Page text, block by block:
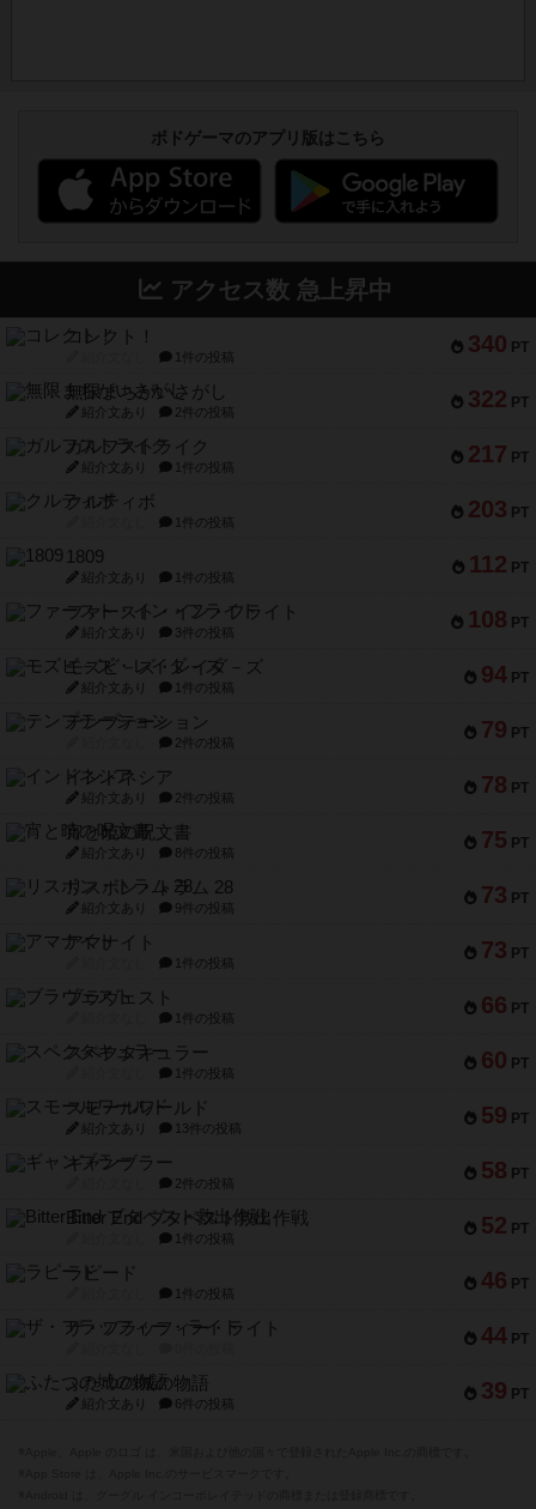
ボドゲーマのアプリ版はこちら
アクセス数 急上昇中
340 PT
コレクト！
1件の投稿
322 PT
無限まちがいさがし
紹介文あり 2件の投稿
217 PT
ガルフストライク
紹介文あり 1件の投稿
203 PT
クルティボ
1件の投稿
112 PT
1809
紹介文あり 1件の投稿
108 PT
ファースト・イン・フライト
紹介文あり 3件の投稿
94 PT
モズビ－ズ・レイダ－ズ
紹介文あり 1件の投稿
79 PT
テンプテーション
2件の投稿
78 PT
インドネシア
紹介文あり 2件の投稿
75 PT
宵と暁の呪文書
紹介文あり 8件の投稿
73 PT
リスボン・トラム 28
紹介文あり 9件の投稿
73 PT
アマナイト
1件の投稿
66 PT
ブラヴェスト
1件の投稿
60 PT
スペクタキュラー
1件の投稿
59 PT
スモールワールド
紹介文あり 13件の投稿
58 PT
ギャンブラー
2件の投稿
52 PT
Bitter End ブタペスト救出作戦
1件の投稿
46 PT
ラピード
1件の投稿
44 PT
ザ・フラッフィー・ライト
39 PT
ふたつの城の物語
紹介文あり 6件の投稿